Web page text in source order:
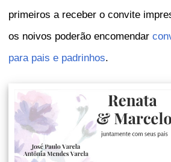
primeiros a receber o convite
os noivos poderão encomendar
para pais e padrinhos.